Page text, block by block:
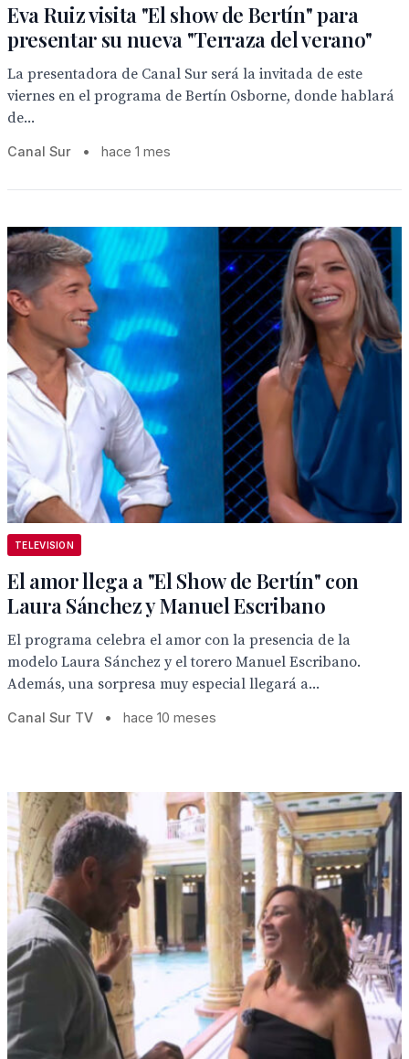
Eva Ruiz visita "El show de Bertín" para
presentar su nueva "Terraza del verano"
La presentadora de Canal Sur será la invitada de este
viernes en el programa de Bertín Osborne, donde hablará
de...
Canal Sur • hace 1 mes
TELEVISION
El amor llega a "El Show de Bertín" con
Laura Sánchez y Manuel Escribano
El programa celebra el amor con la presencia de la
modelo Laura Sánchez y el torero Manuel Escribano.
Además, una sorpresa muy especial llegará a...
Canal Sur TV • hace 10 meses